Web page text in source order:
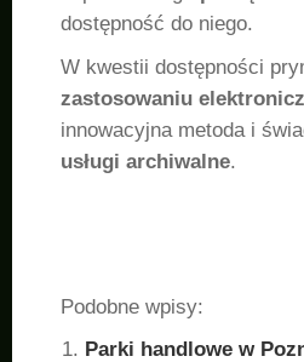
dostępność do niego.
W kwestii dostępności
zastosowaniu
innowacyjna metoda i
usługi archiwalne.
Podobne wpisy:
Parki handlowe w